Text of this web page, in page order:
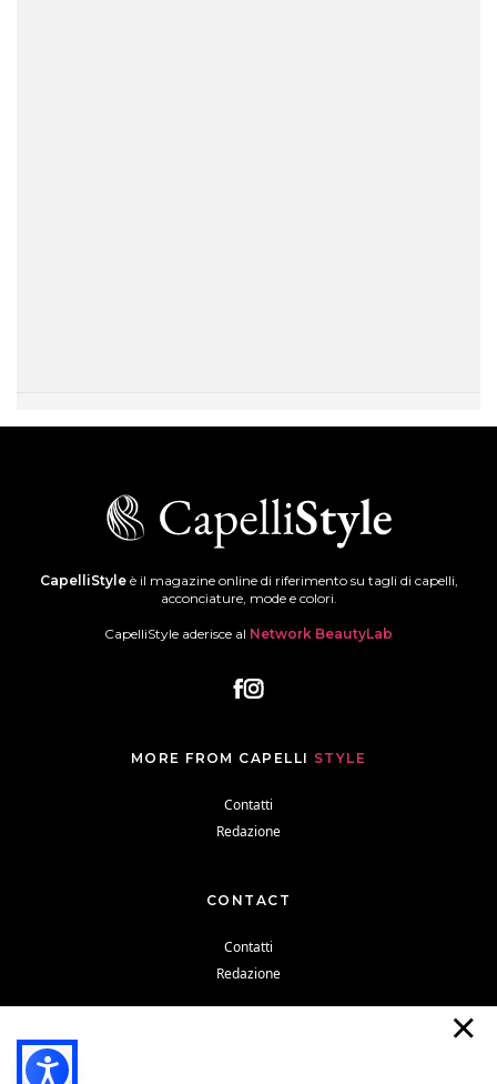
CapelliStyleè il magazine online di riferimento su tagli di capelli,
acconciature, mode e colori.
CapelliStyle aderisce al Network BeautyLab
MORE FROM CAPELLI STYLE
Contatti
Redazione
CONTACT
Contatti
Redazione